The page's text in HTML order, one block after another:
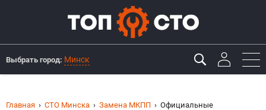
Выбрать город: Минск
Главная СТО Минска Замена МКПП Официальные